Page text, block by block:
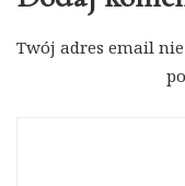
Twój adres email